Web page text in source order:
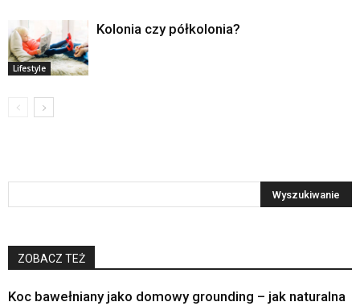
Lifestyle
Kolonia czy półkolonia?
ZOBACZ TEŻ
Koc bawełniany jako domowy grounding – jak naturalna